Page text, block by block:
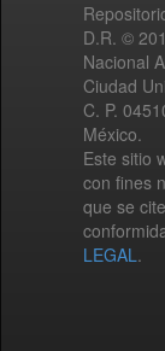
D.R. ©
Nacional
Ciudad
C. P.
México.
Este sitio
con fines
que se
LEGAL.